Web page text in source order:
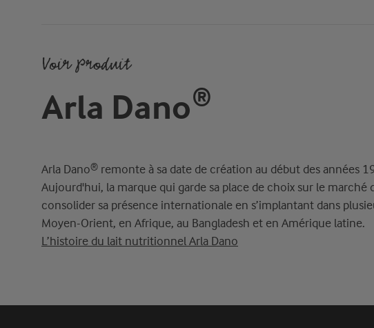
Voir Produit
Arla Dano®
Arla Dano® remonte à sa date de création au début des années
Aujourd'hui, la marque qui garde sa place de choix sur le marché
consolider sa présence internationale en s’implantant dans
Moyen-Orient, en Afrique, au Bangladesh et en Amérique latine.
L’histoire du lait nutritionnel Arla Dano